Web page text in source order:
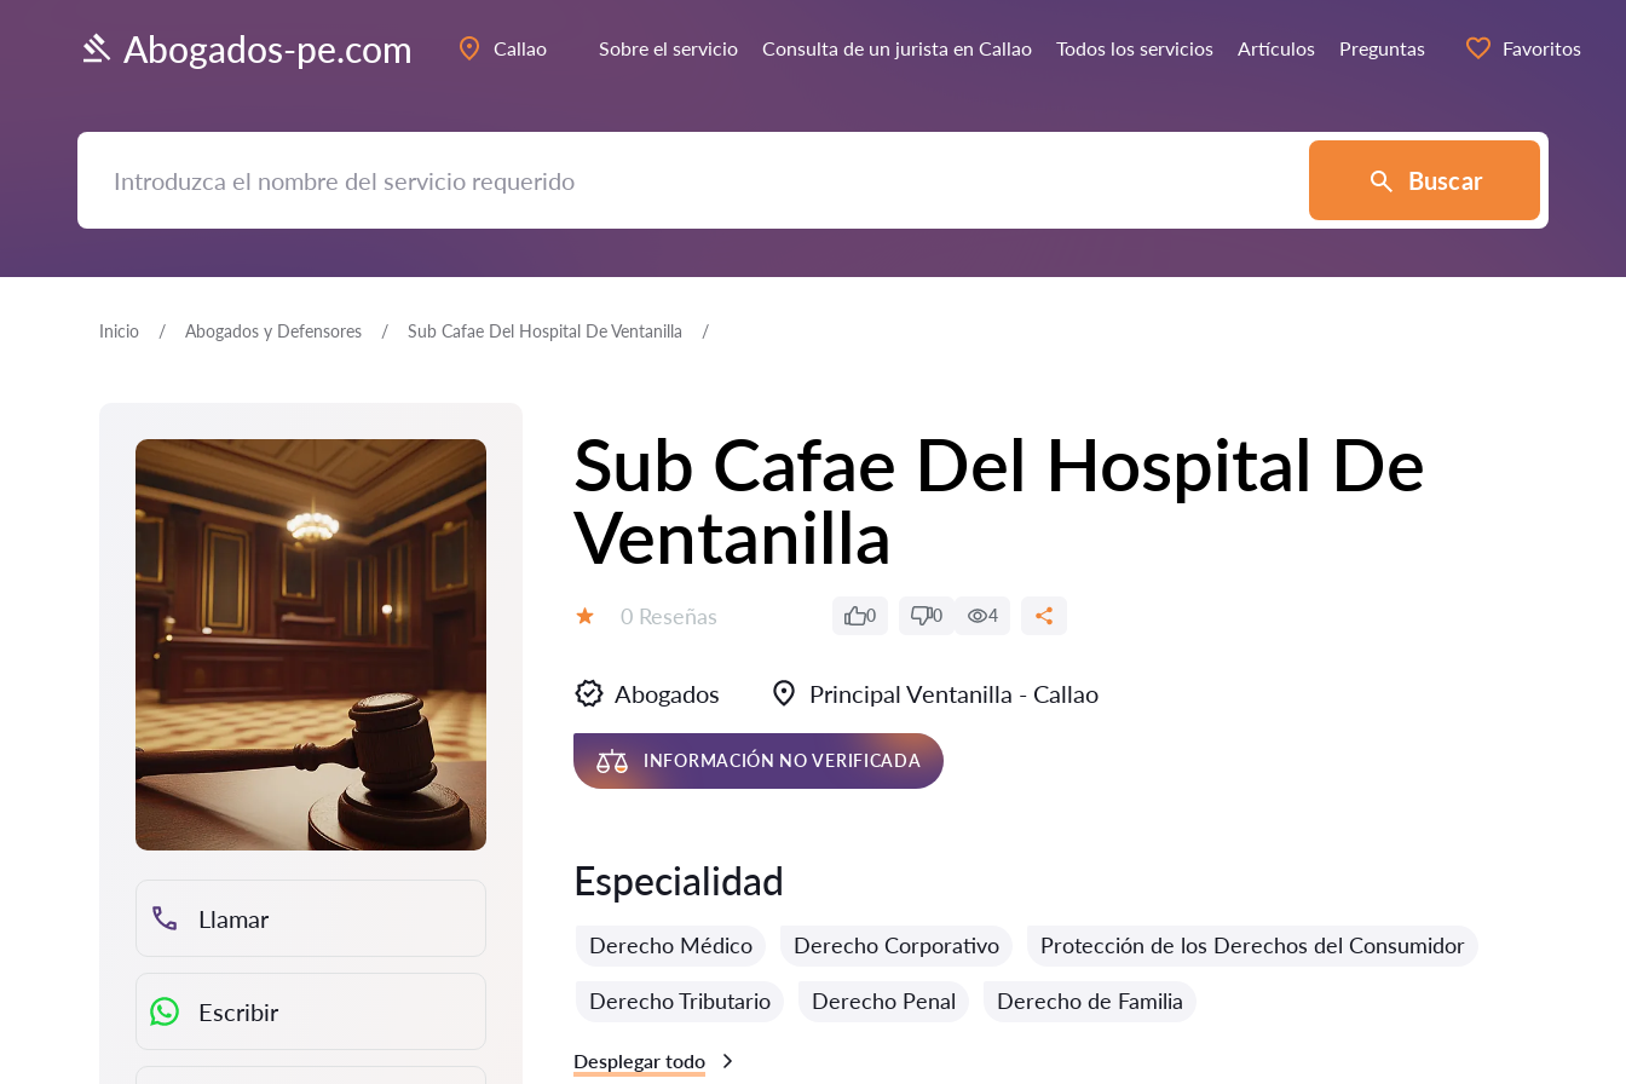
Abogados-pe.com Callao Sobre el servicio Consulta de un jurista en Callao Todos los servicios Artículos Preguntas Favoritos
Buscar
Inicio Abogados y Defensores Sub Cafae Del Hospital De Ventanilla
Llamar
Escribir
Sub Cafae Del Hospital De
Ventanilla
Número de reseñas:
0 Reseñas 0 0 4
Abogados Principal Ventanilla - Callao
INFORMACIÓN NO VERIFICADA
Especialidad
Derecho Médico Derecho Corporativo Protección de los Derechos del Consumidor
Derecho Tributario Derecho Penal Derecho de Familia
Desplegar todo